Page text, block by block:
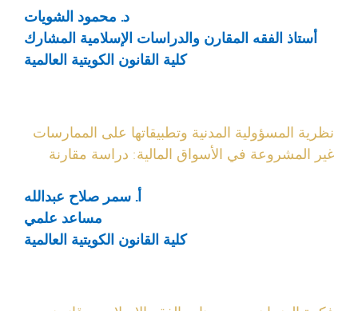
د. محمود الشويات
أستاذ الفقه المقارن والدراسات الإسلامية المشارك
كلية القانون الكويتية العالمية
نظرية المسؤولية المدنية وتطبيقاتها على الممارسات
غير المشروعة في الأسواق المالية: دراسة مقارنة
أ. سمر صلاح عبدالله
مساعد علمي
كلية القانون الكويتية العالمية